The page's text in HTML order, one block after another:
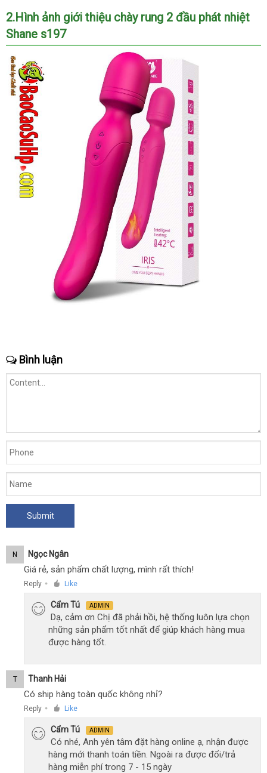
2.Hình ảnh giới thiệu chày rung 2 đầu phát nhiệt
Shane s197
Bình luận
N Ngọc Ngân
Giá rẻ, sản phẩm chất lượng, mình rất thích!
Reply ● Like
Cẩm Tú ADMIN
Dạ, cảm ơn Chị đã phải hồi, hệ thống luôn lựa chọn
những sản phẩm tốt nhất để giúp khách hàng mua
được hàng tốt.
T Thanh Hải
Có ship hàng toàn quốc không nhỉ?
Reply ● Like
Cẩm Tú ADMIN
Có nhé, Anh yên tâm đặt hàng online ạ, nhận được
hàng mới thanh toán tiền. Ngoài ra được đổi/trả
hàng miễn phí trong 7 - 15 ngày